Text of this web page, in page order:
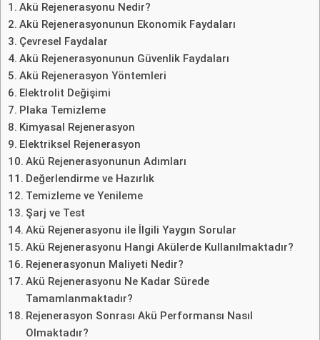
Akü Rejenerasyonu Nedir?
Akü Rejenerasyonunun Ekonomik Faydaları
Çevresel Faydalar
Akü Rejenerasyonunun Güvenlik Faydaları
Akü Rejenerasyon Yöntemleri
Elektrolit Değişimi
Plaka Temizleme
Kimyasal Rejenerasyon
Elektriksel Rejenerasyon
Akü Rejenerasyonunun Adımları
Değerlendirme ve Hazırlık
Temizleme ve Yenileme
Şarj ve Test
Akü Rejenerasyonu ile İlgili Yaygın Sorular
Akü Rejenerasyonu Hangi Akülerde Kullanılmaktadır?
Rejenerasyonun Maliyeti Nedir?
Akü Rejenerasyonu Ne Kadar Sürede
Tamamlanmaktadır?
Rejenerasyon Sonrası Akü Performansı Nasıl
Olmaktadır?